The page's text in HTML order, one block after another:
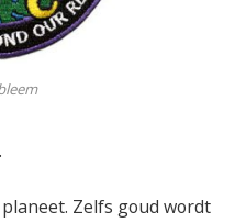
Zelfs goud wordt